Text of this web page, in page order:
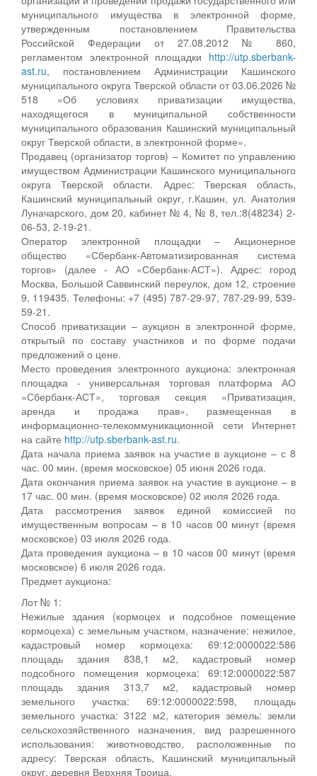
муниципального имущества в электронной форме,
утвержденным постановлением Правительства
Российской Федерации от 27.08.2012 № 860,
регламентом электронной площадки http://utp.sberbank-
ast.ru, постановлением Администрации Кашинского
муниципального округа Тверской области от 03.06.2026 №
518 «Об условиях приватизации имущества,
находящегося в муниципальной собственности
муниципального образования Кашинский муниципальный
округ Тверской области, в электронной форме».
Продавец (организатор торгов) – Комитет по управлению
имуществом Администрации Кашинского муниципального
округа Тверской области. Адрес: Тверская область,
Кашинский муниципальный округ, г.Кашин, ул. Анатолия
Луначарского, дом 20, кабинет № 4, № 8, тел.:8(48234) 2-
06-53, 2-19-21.
Оператор электронной площадки – Акционерное
общество «Сбербанк-Автоматизированная система
торгов» (далее - АО «Сбербанк-АСТ»). Адрес: город
Москва, Большой Саввинский переулок, дом 12, строение
9, 119435. Телефоны: +7 (495) 787-29-97, 787-29-99, 539-
59-21.
Способ приватизации – аукцион в электронной форме,
открытый по составу участников и по форме подачи
предложений о цене.
Место проведения электронного аукциона: электронная
площадка - универсальная торговая платформа АО
«Сбербанк-АСТ», торговая секция «Приватизация,
аренда и продажа прав», размещенная в
информационно-телекоммуникационной сети Интернет
на сайте http://utp.sberbank-ast.ru.
Дата начала приема заявок на участие в аукционе – с 8
час. 00 мин. (время московское) 05 июня 2026 года.
Дата окончания приема заявок на участие в аукционе – в
17 час. 00 мин. (время московское) 02 июля 2026 года.
Дата рассмотрения заявок единой комиссией по
имущественным вопросам – в 10 часов 00 минут (время
московское) 03 июля 2026 года.
Дата проведения аукциона – в 10 часов 00 минут (время
московское) 6 июля 2026 года.
Предмет аукциона:
Лот № 1:
Нежилые здания (кормоцех и подсобное помещение
кормоцеха) с земельным участком, назначение: нежилое,
кадастровый номер кормоцеха: 69:12:0000022:586
площадь здания 838,1 м2, кадастровый номер
подсобного помещения кормоцеха: 69:12:0000022:587
площадь здания 313,7 м2, кадастровый номер
земельного участка: 69:12:0000022:598, площадь
земельного участка: 3122 м2, категория земель: земли
сельскохозяйственного назначения, вид разрешенного
использования: животноводство, расположенные по
адресу: Тверская область, Кашинский муниципальный
округ, деревня Верхняя Троица.